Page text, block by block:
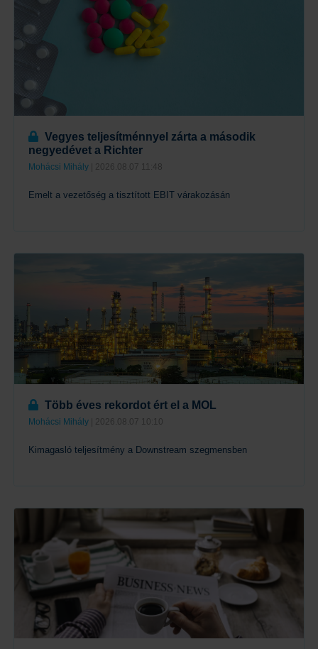
Vegyes teljesítménnyel zárta a második
negyedévet a Richter
Mohácsi Mihály | 2026.08.07 11:48
Emelt a vezetőség a tisztított EBIT várakozásán
Több éves rekordot ért el a MOL
Mohácsi Mihály | 2026.08.07 10:10
Kimagasló teljesítmény a Downstream szegmensben